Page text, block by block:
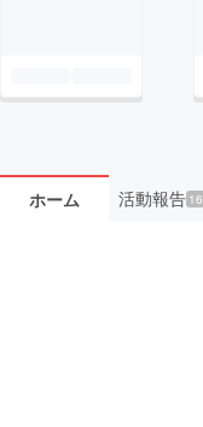
ホーム 活動報告16